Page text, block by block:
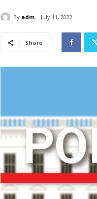
By adm July 11, 2022
Share